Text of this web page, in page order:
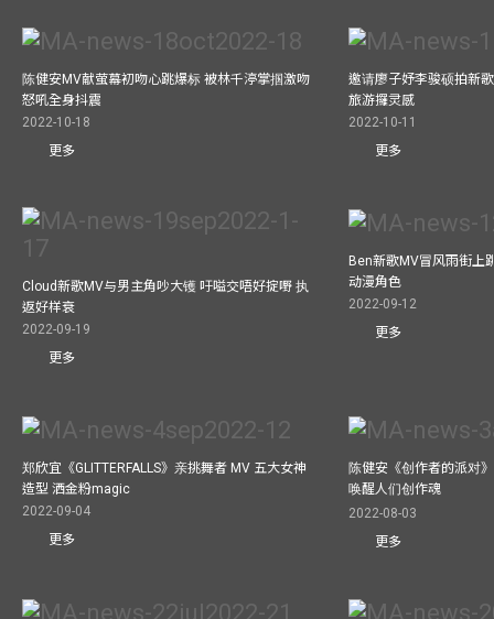
陈健安MV献萤幕初吻心跳爆标 被林千渟掌掴激吻
怒吼全身抖震
2022-10-18
更多
邀请廖子妤李骏硕拍新
旅游攞灵感
2022-10-11
更多
Cloud新歌MV与男主角吵大镬 吁嗌交唔好掟嘢 执
返好样衰
2022-09-19
更多
Ben新歌MV冒风雨街上
动漫角色
2022-09-12
更多
郑欣宜《GLITTERFALLS》亲挑舞者 MV 五大女神
造型 洒金粉magic
2022-09-04
更多
陈健安《创作者的派对
唤醒人们创作魂
2022-08-03
更多